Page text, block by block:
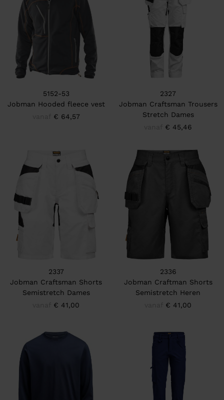
5152-53
Jobman Hooded fleece vest
€ 64,57
2327
Jobman Craftsman Trousers
Stretch Dames
€ 45,46
2337
Jobman Craftsman Shorts
Semistretch Dames
€ 41,00
2336
Jobman Craftman Shorts
Semistretch Heren
€ 41,00